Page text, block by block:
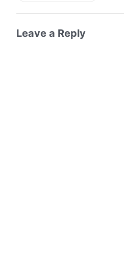
ब्रिज
६००० वर्षे व्यवस्थापनको
Leave a Reply